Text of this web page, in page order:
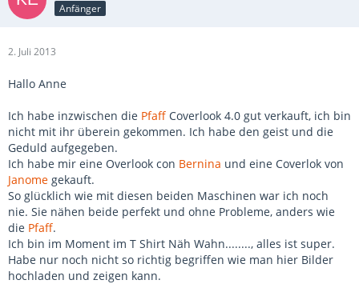
Anfänger
2. Juli 2013
Hallo Anne
Ich habe inzwischen die Pfaff Coverlook 4.0 gut verkauft, ich bin
nicht mit ihr überein gekommen. Ich habe den geist und die
Geduld aufgegeben.
Ich habe mir eine Overlook con Bernina und eine Coverlok von
Janome gekauft.
So glücklich wie mit diesen beiden Maschinen war ich noch
nie. Sie nähen beide perfekt und ohne Probleme, anders wie
die Pfaff.
Ich bin im Moment im T Shirt Näh Wahn........, alles ist super.
Habe nur noch nicht so richtig begriffen wie man hier Bilder
hochladen und zeigen kann.